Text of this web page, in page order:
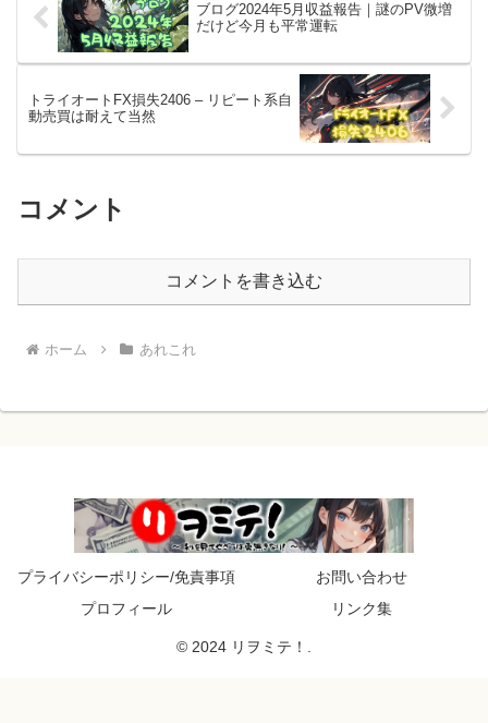
ブログ2024年5月収益報告｜謎のPV微増
だけど今月も平常運転
トライオートFX損失2406 – リピート系自
動売買は耐えて当然
コメント
コメントを書き込む
ホーム あれこれ
プライバシーポリシー/免責事項
お問い合わせ
プロフィール
リンク集
© 2024 リヲミテ！.